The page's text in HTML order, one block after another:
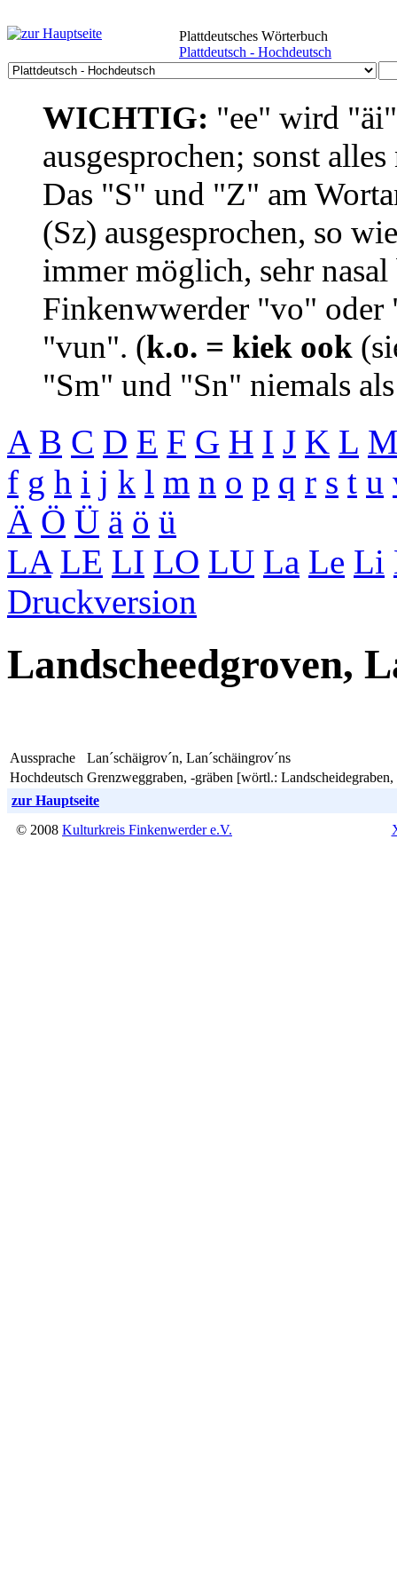
Plattdeutsches Wörterbuch
Plattdeutsch - Hochdeutsch
WICHTIG: "ee" wird
ausgesprochen; sonst
Das "S" und "Z" am
(Sz) ausgesprochen, so
immer möglich, sehr
Finkenwwerder "vo"
"vun". (k.o. = kiek ook
"Sm" und "Sn" niemals
A B C D E F G H I J K L
f g h i j k l m n o p q r s t u
Ä Ö Ü ä ö ü
LA LE LI LO LU La Le Li
Druckversion
Landscheedgroven,
Aussprache
Lan´schäigrov´n, Lan´schäingrov´ns
Hochdeutsch Grenzweggraben, -gräben [wörtl.: Landscheidegraben,
zur Hauptseite
© 2008 Kulturkreis Finkenwerder e.V.